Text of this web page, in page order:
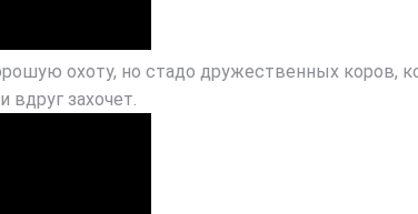
охоту, но стадо дружественных коров,
вдруг захочет.